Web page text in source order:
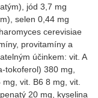
jód 3,7 mg
selen 0,44 mg
cerevisiae
provitamíny a
účinkem: vit. A
tokoferol) 380 mg,
vit. B6 8 mg, vit.
20 mg, kyselina